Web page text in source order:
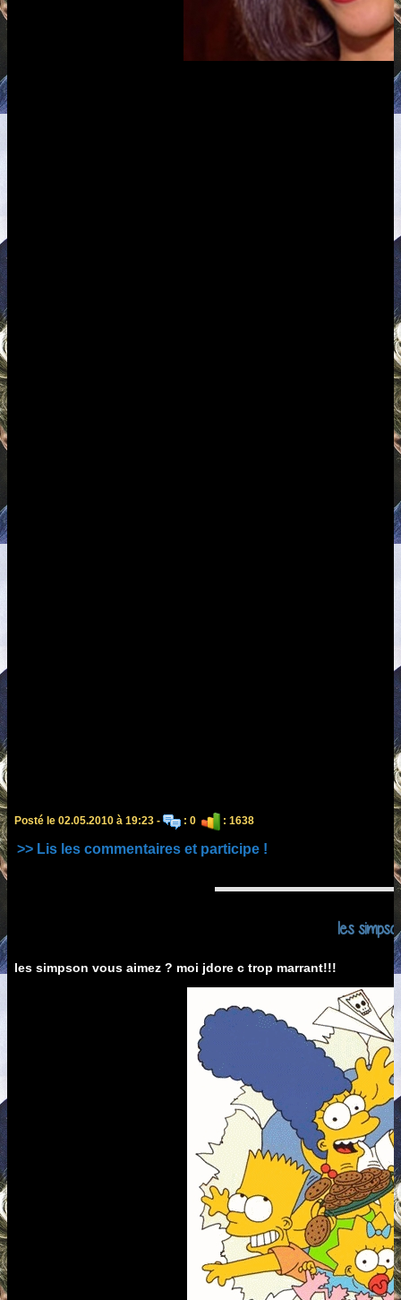
Posté le 02.05.2010 à 19:23 - : 0 : 1638
>> Lis les commentaires et participe !
les
les simpson vous aimez ? moi jdore c trop marrant!!!